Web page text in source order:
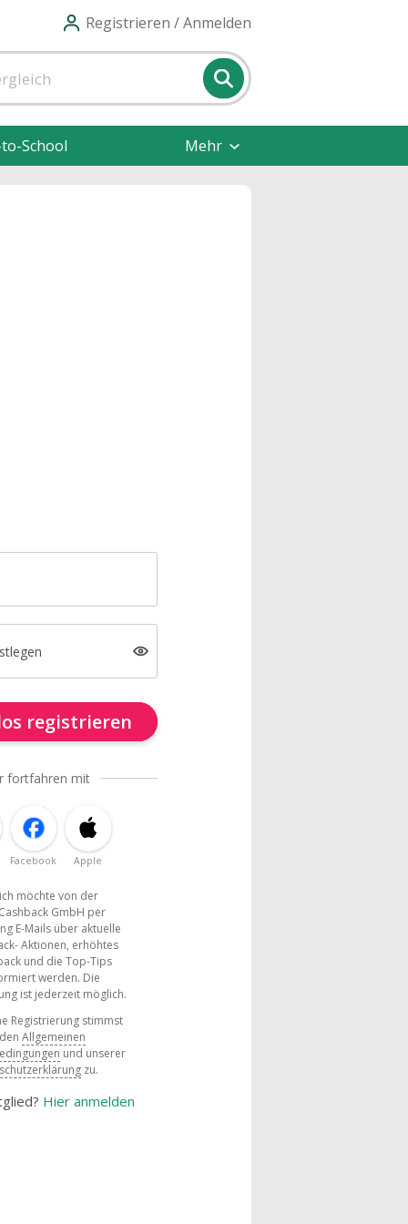
Registrieren / Anmelden
School Mehr
registrieren
fortfahren mit
Facebook Apple
ich möchte von der
GmbH per
E-Mails über aktuelle
Aktionen, erhöhtes
und die Top-Tips
werden. Die
ist jederzeit möglich.
Registrierung stimmst
Allgemeinen
und unserer
zu.
Hier anmelden